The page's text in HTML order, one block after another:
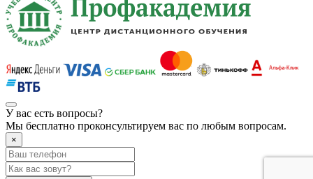
У вас есть вопросы?
Мы бесплатно проконсультируем вас по любым вопросам.
×